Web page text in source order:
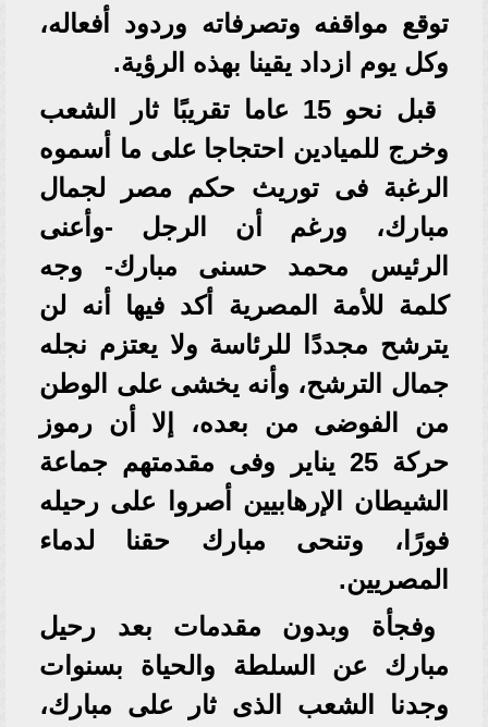
توقع مواقفه وتصرفاته وردود أفعاله،
وكل يوم ازداد يقينا بهذه الرؤية.
قبل نحو 15 عاما تقريبًا ثار الشعب
وخرج للميادين احتجاجا على ما أسموه
الرغبة فى توريث حكم مصر لجمال
مبارك، ورغم أن الرجل -وأعنى
الرئيس محمد حسنى مبارك- وجه
كلمة للأمة المصرية أكد فيها أنه لن
يترشح مجددًا للرئاسة ولا يعتزم نجله
جمال الترشح، وأنه يخشى على الوطن
من الفوضى من بعده، إلا أن رموز
حركة 25 يناير وفى مقدمتهم جماعة
الشيطان الإرهابيين أصروا على رحيله
فورًا، وتنحى مبارك حقنا لدماء
المصريين.
وفجأة وبدون مقدمات بعد رحيل
مبارك عن السلطة والحياة بسنوات
وجدنا الشعب الذى ثار على مبارك،